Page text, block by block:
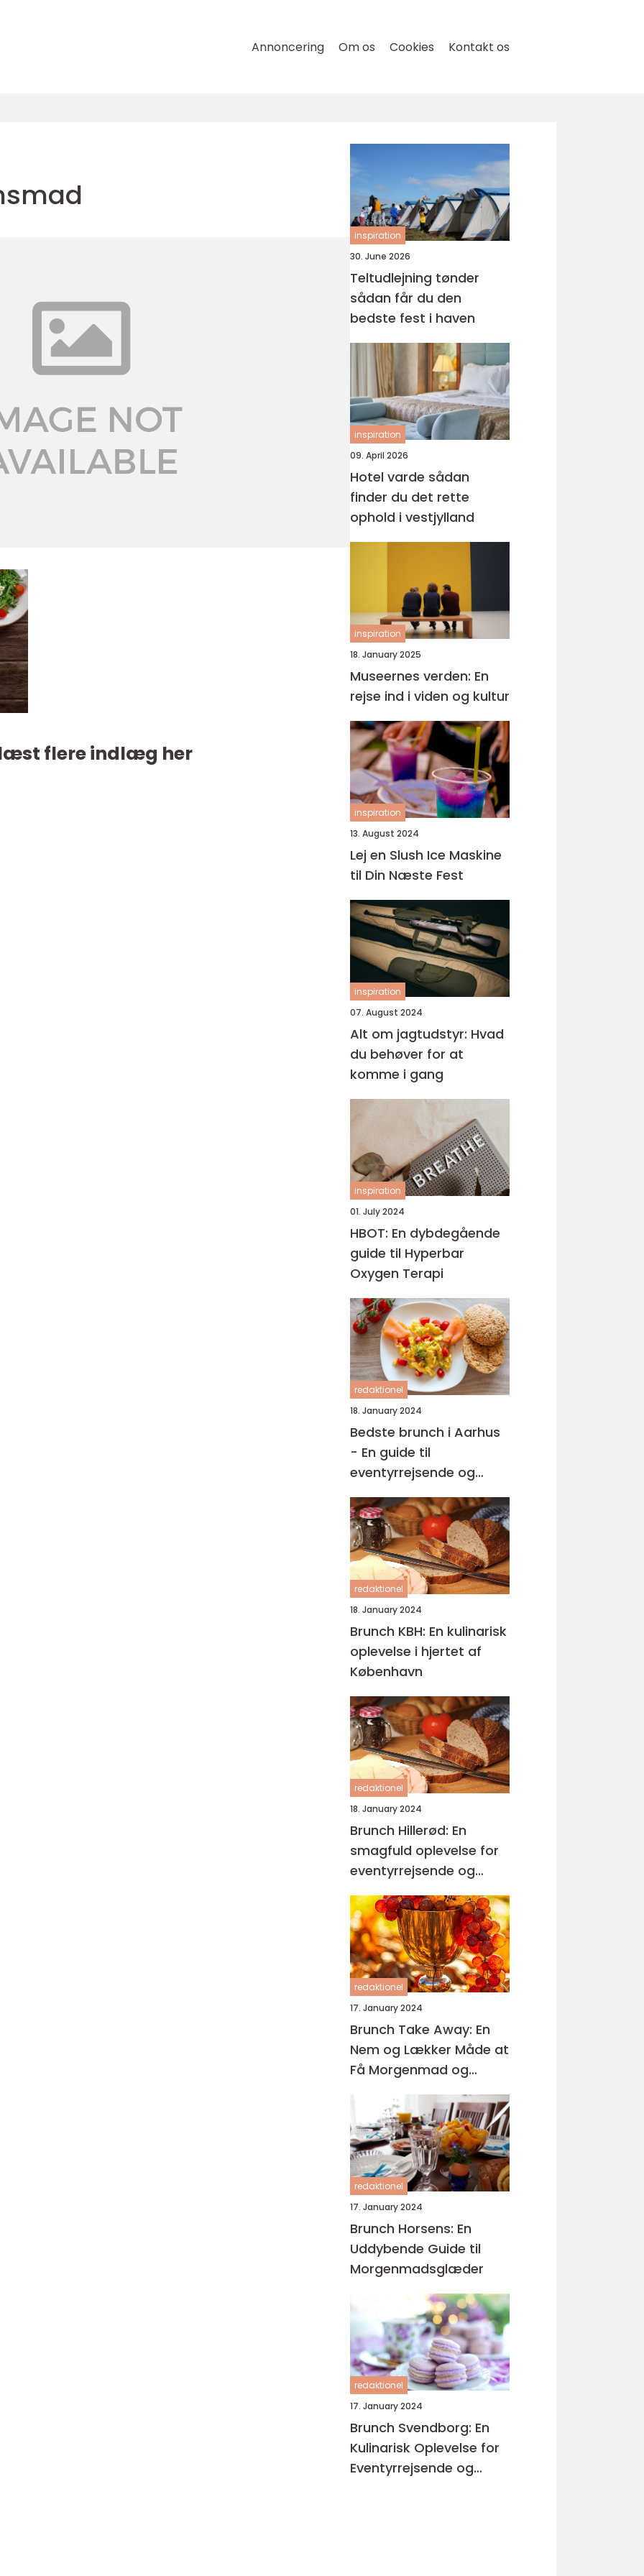
Annoncering Om os Cookies Kontakt os
flere indlæg her
inspiration
30. June 2026
Teltudlejning tønder
sådan får du den
bedste fest i haven
inspiration
09. April 2026
Hotel varde sådan
finder du det rette
ophold i vestjylland
inspiration
18. January 2025
Museernes verden: En
rejse ind i viden og kultur
inspiration
13. August 2024
Lej en Slush Ice Maskine
til Din Næste Fest
inspiration
07. August 2024
Alt om jagtudstyr: Hvad
du behøver for at
komme i gang
inspiration
01. July 2024
HBOT: En dybdegående
guide til Hyperbar
Oxygen Terapi
redaktionel
18. January 2024
Bedste brunch i Aarhus
- En guide til
eventyrrejsende og
backpackere
redaktionel
18. January 2024
Brunch KBH: En kulinarisk
oplevelse i hjertet af
København
redaktionel
18. January 2024
Brunch Hillerød: En
smagfuld oplevelse for
eventyrrejsende og
backpackere
redaktionel
17. January 2024
Brunch Take Away: En
Nem og Lækker Måde at
Få Morgenmad og
Frokost på Farten
redaktionel
17. January 2024
Brunch Horsens: En
Uddybende Guide til
Morgenmadsglæder
redaktionel
17. January 2024
Brunch Svendborg: En
Kulinarisk Oplevelse for
Eventyrrejsende og